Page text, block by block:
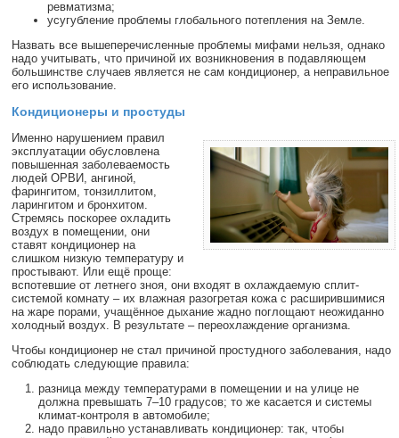
ревматизма;
усугубление проблемы глобального потепления на Земле.
Назвать все вышеперечисленные проблемы мифами нельзя, однако
надо учитывать, что причиной их возникновения в подавляющем
большинстве случаев является не сам кондиционер, а неправильное
его использование.
Кондиционеры и простуды
Именно нарушением правил
эксплуатации обусловлена
повышенная заболеваемость
людей ОРВИ, ангиной,
фарингитом, тонзиллитом,
ларингитом и бронхитом.
Стремясь поскорее охладить
воздух в помещении, они
ставят кондиционер на
слишком низкую температуру и
простывают. Или ещё проще:
вспотевшие от летнего зноя, они входят в охлаждаемую сплит-
системой комнату – их влажная разогретая кожа с расширившимися
на жаре порами, учащённое дыхание жадно поглощают неожиданно
холодный воздух. В результате – переохлаждение организма.
Чтобы кондиционер не стал причиной простудного заболевания, надо
соблюдать следующие правила:
разница между температурами в помещении и на улице не
должна превышать 7–10 градусов; то же касается и системы
климат-контроля в автомобиле;
надо правильно устанавливать кондиционер: так, чтобы